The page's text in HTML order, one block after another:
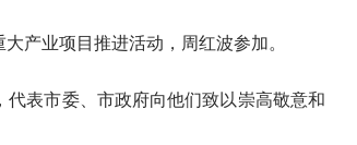
产业项目推进活动，周红波参加。
表市委、市政府向他们致以崇高敬意和